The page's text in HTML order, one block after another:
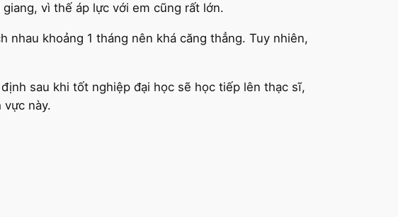
vì thế áp lực với em cũng rất lớn.
khoảng 1 tháng nên khá căng thẳng. Tuy nhiên,
sau khi tốt nghiệp đại học sẽ học tiếp lên thạc sĩ,
này.